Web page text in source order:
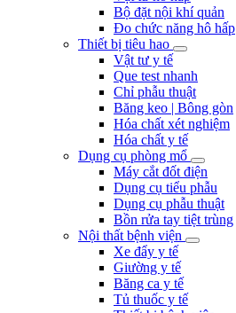
Bộ đặt nội khí quản
Đo chức năng hô hấp
Thiết bị tiêu hao
Vật tư y tế
Que test nhanh
Chỉ phẫu thuật
Băng keo | Bông gòn
Hóa chất xét nghiệm
Hóa chất y tế
Dụng cụ phòng mổ
Máy cắt đốt điện
Dụng cụ tiểu phẫu
Dụng cụ phẫu thuật
Bồn rửa tay tiệt trùng
Nội thất bệnh viện
Xe đẩy y tế
Giường y tế
Băng ca y tế
Tủ thuốc y tế